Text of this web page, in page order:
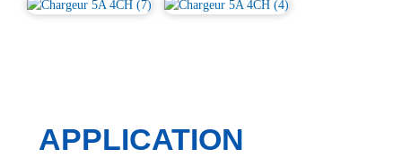
APPLICATION